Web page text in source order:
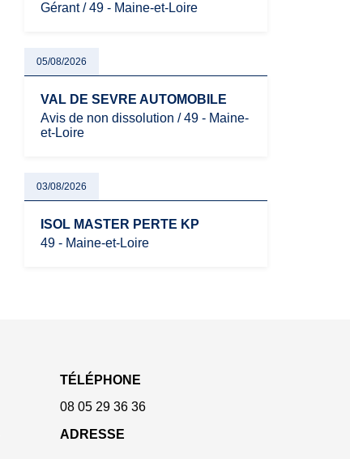
Gérant / 49 - Maine-et-Loire
05/08/2026
VAL DE SEVRE AUTOMOBILE
Avis de non dissolution / 49 - Maine-
et-Loire
03/08/2026
ISOL MASTER PERTE KP
49 - Maine-et-Loire
TÉLÉPHONE
08 05 29 36 36
ADRESSE